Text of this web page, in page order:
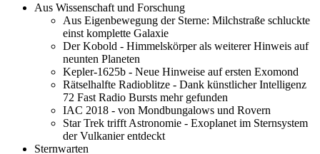
Aus Wissenschaft und Forschung
Aus Eigenbewegung der Sterne: Milchstraße schluckte
einst komplette Galaxie
Der Kobold - Himmelskörper als weiterer Hinweis auf
neunten Planeten
Kepler-1625b - Neue Hinweise auf ersten Exomond
Rätselhalfte Radioblitze - Dank künstlicher Intelligenz
72 Fast Radio Bursts mehr gefunden
IAC 2018 - von Mondbungalows und Rovern
Star Trek trifft Astronomie - Exoplanet im Sternsystem
der Vulkanier entdeckt
Sternwarten